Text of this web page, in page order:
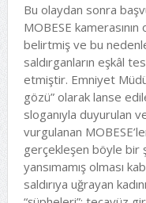
Bu olaydan sonra
MOBESE
belirtmiş ve bu nedenle
saldırganların eşkâl
etmiştir. Emniyet
gözü” olarak lanse
sloganıyla duyurulan
vurgulanan
gerçekleşen böyle bir
yansımamış olması
saldırıya uğrayan